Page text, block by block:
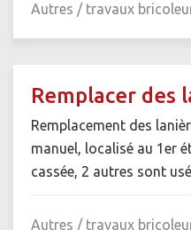
Autres / travaux
Remplacer des
Remplacement des
manuel, localisé au 1er
cassée, 2 autres sont
Autres / travaux